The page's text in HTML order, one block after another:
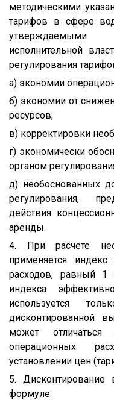
методическими
тарифов в сфере
исполнительной
регулирования
а) экономии
б) экономии от
ресурсов;
в) корректировки
г) экономически
органом
д) необоснованных
регулирования,
действия
аренды.
4. При расчете
применяется
расходов, равный 1
индекса
используется
дисконтированной
может отличаться
операционных
установлении цен
5. Дисконтирование
формуле: